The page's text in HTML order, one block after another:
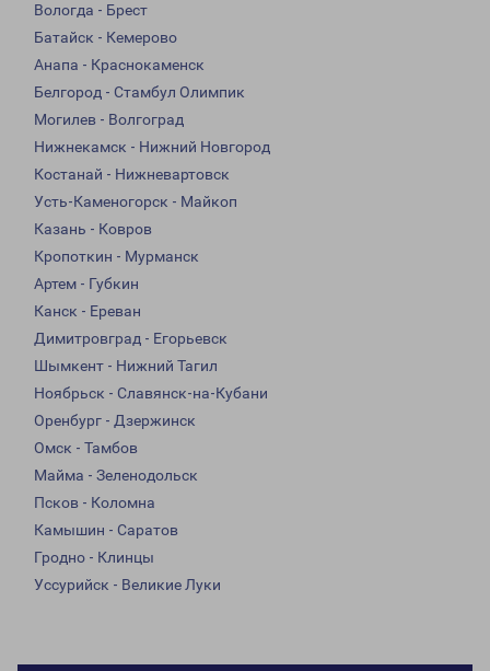
Вологда - Брест
Батайск - Кемерово
Анапа - Краснокаменск
Белгород - Стамбул Олимпик
Могилев - Волгоград
Нижнекамск - Нижний Новгород
Костанай - Нижневартовск
Усть-Каменогорск - Майкоп
Казань - Ковров
Кропоткин - Мурманск
Артем - Губкин
Канск - Ереван
Димитровград - Егорьевск
Шымкент - Нижний Тагил
Ноябрьск - Славянск-на-Кубани
Оренбург - Дзержинск
Омск - Тамбов
Майма - Зеленодольск
Псков - Коломна
Камышин - Саратов
Гродно - Клинцы
Уссурийск - Великие Луки